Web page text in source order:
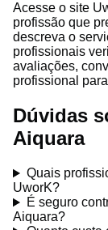
Acesse o site
profissão que
descreva o
profissionais
avaliações,
profissional
Dúvidas
Aiquara
Quais
UworK?
É seguro
Aiquara?